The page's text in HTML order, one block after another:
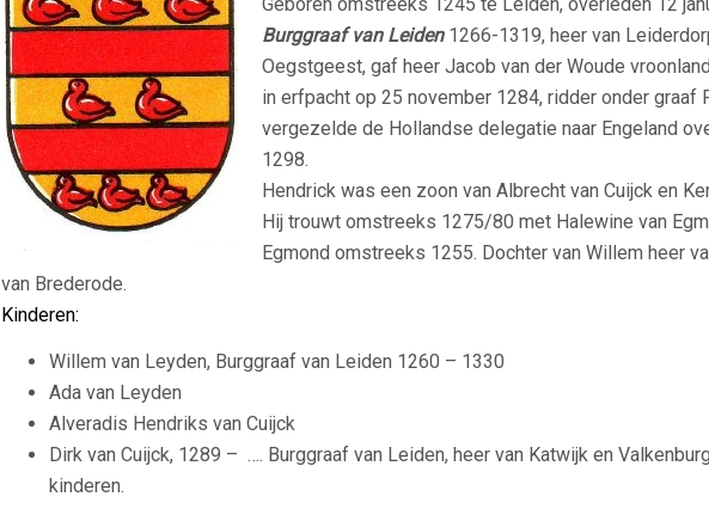
Burggraaf van Leiden1266-1319, heer van
Oegstgeest, gaf heer Jacob van der Woude
in erfpacht op 25 november 1284, ridder onder graaf
vergezelde de Hollandse delegatie naar Engeland
1298.
Hendrick was een zoon van Albrecht van Cuijck en
Hij trouwt omstreeks 1275/80 met Halewine van
Egmond omstreeks 1255. Dochter van Willem heer
van Brederode.
Kinderen:
Willem van Leyden, Burggraaf van Leiden 1260 – 1330
Ada van Leyden
Alveradis Hendriks van Cuijck
Dirk van Cuijck, 1289 – …. Burggraaf van Leiden, heer van Katwijk en
kinderen.